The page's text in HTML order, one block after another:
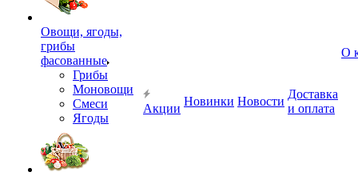
Овощи, ягоды,
грибы
фасованные
Грибы
Моновощи
Смеси
Ягоды
Акции
Новинки Новости
Доставка
и оплата
О